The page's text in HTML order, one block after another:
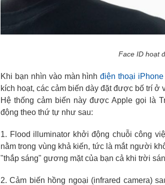
Face ID hoạt
Khi bạn nhìn vào màn hìnhđiện thoại iPhone
kích hoạt, các cảm biến dày đặt được bố trí ở
Hệ thống cảm biến này được Apple gọi là
động theo thứ tự như sau:
1. Flood illuminator khởi động chuỗi công
nằm trong vùng khả kiến, tức là mắt người
"thắp sáng" gương mặt của bạn cả khi trời
2. Cảm biến hồng ngoại (infrared camera)